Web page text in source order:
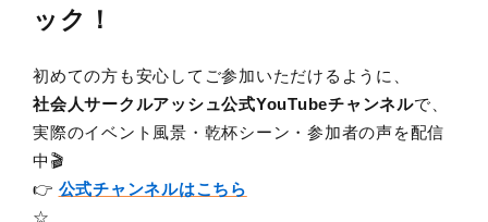
ック！
初めての方も安心してご参加いただけるように、
社会人サークルアッシュ公式YouTubeチャンネルで、
実際のイベント風景・乾杯シーン・参加者の声を配信
中🎬
👉 公式チャンネルはこちら
☆